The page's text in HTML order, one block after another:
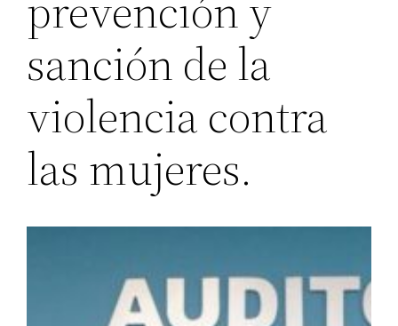
sanción de la
violencia contra
las mujeres.